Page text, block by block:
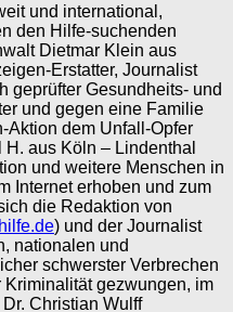
und international,
den Hilfe-suchenden
Dietmar Klein aus
Erstatter, Journalist
geprüfter Gesundheits- und
und gegen eine Familie
Aktion dem Unfall-Opfer
aus Köln – Lindenthal
und weitere Menschen in
Internet erhoben und zum
die Redaktion von
) und der Journalist
nationalen und
schwerster Verbrechen
gezwungen, im
Christian Wulff